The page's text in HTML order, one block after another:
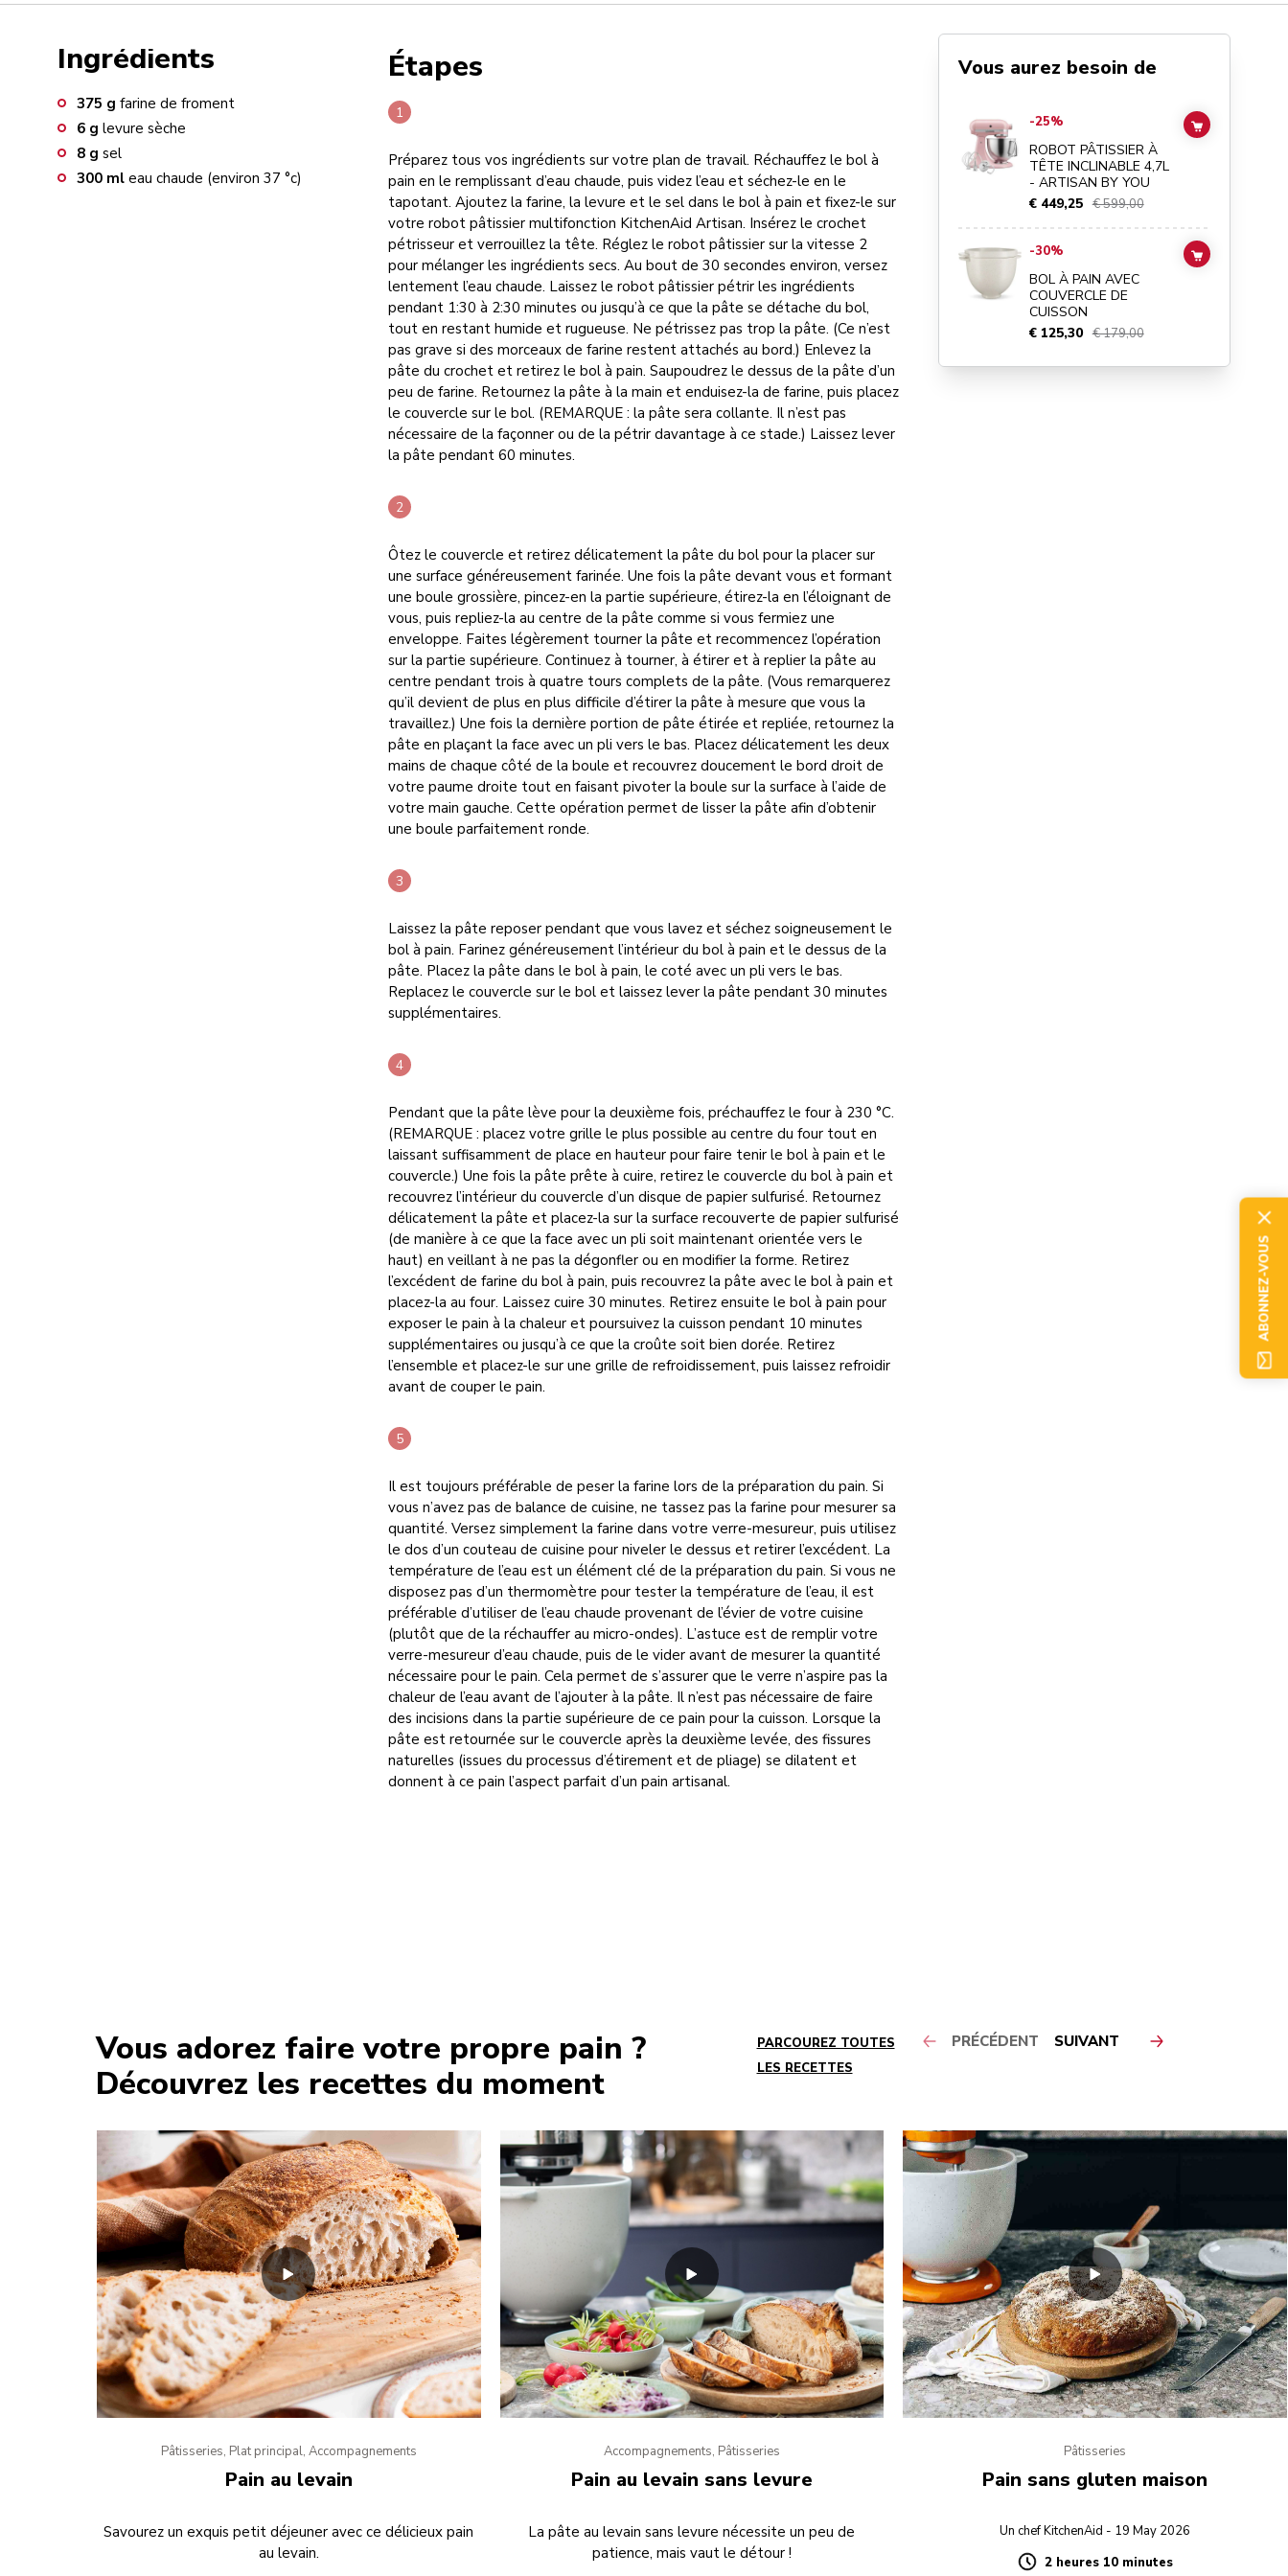
Ingrédients
375 g farine de froment
6 g levure sèche
8 g sel
300 ml eau chaude (environ 37 °c)
Étapes
Préparez tous vos ingrédients sur votre plan de travail. Réchauffez le bol à
pain en le remplissant d’eau chaude, puis videz l’eau et séchez-le en le
tapotant. Ajoutez la farine, la levure et le sel dans le bol à pain et fixez-le sur
votre robot pâtissier multifonction KitchenAid Artisan. Insérez le crochet
pétrisseur et verrouillez la tête. Réglez le robot pâtissier sur la vitesse 2
pour mélanger les ingrédients secs. Au bout de 30 secondes environ, versez
lentement l’eau chaude. Laissez le robot pâtissier pétrir les ingrédients
pendant 1:30 à 2:30 minutes ou jusqu’à ce que la pâte se détache du bol,
tout en restant humide et rugueuse. Ne pétrissez pas trop la pâte. (Ce n’est
pas grave si des morceaux de farine restent attachés au bord.) Enlevez la
pâte du crochet et retirez le bol à pain. Saupoudrez le dessus de la pâte d’un
peu de farine. Retournez la pâte à la main et enduisez-la de farine, puis placez
le couvercle sur le bol. (REMARQUE : la pâte sera collante. Il n’est pas
nécessaire de la façonner ou de la pétrir davantage à ce stade.) Laissez lever
la pâte pendant 60 minutes.
Ôtez le couvercle et retirez délicatement la pâte du bol pour la placer sur
une surface généreusement farinée. Une fois la pâte devant vous et formant
une boule grossière, pincez-en la partie supérieure, étirez-la en l’éloignant de
vous, puis repliez-la au centre de la pâte comme si vous fermiez une
enveloppe. Faites légèrement tourner la pâte et recommencez l’opération
sur la partie supérieure. Continuez à tourner, à étirer et à replier la pâte au
centre pendant trois à quatre tours complets de la pâte. (Vous remarquerez
qu’il devient de plus en plus difficile d’étirer la pâte à mesure que vous la
travaillez.) Une fois la dernière portion de pâte étirée et repliée, retournez la
pâte en plaçant la face avec un pli vers le bas. Placez délicatement les deux
mains de chaque côté de la boule et recouvrez doucement le bord droit de
votre paume droite tout en faisant pivoter la boule sur la surface à l’aide de
votre main gauche. Cette opération permet de lisser la pâte afin d’obtenir
une boule parfaitement ronde.
Laissez la pâte reposer pendant que vous lavez et séchez soigneusement le
bol à pain. Farinez généreusement l’intérieur du bol à pain et le dessus de la
pâte. Placez la pâte dans le bol à pain, le coté avec un pli vers le bas.
Replacez le couvercle sur le bol et laissez lever la pâte pendant 30 minutes
supplémentaires.
Pendant que la pâte lève pour la deuxième fois, préchauffez le four à 230 °C.
(REMARQUE : placez votre grille le plus possible au centre du four tout en
laissant suffisamment de place en hauteur pour faire tenir le bol à pain et le
couvercle.) Une fois la pâte prête à cuire, retirez le couvercle du bol à pain et
recouvrez l’intérieur du couvercle d’un disque de papier sulfurisé. Retournez
délicatement la pâte et placez-la sur la surface recouverte de papier sulfurisé
(de manière à ce que la face avec un pli soit maintenant orientée vers le
haut) en veillant à ne pas la dégonfler ou en modifier la forme. Retirez
l’excédent de farine du bol à pain, puis recouvrez la pâte avec le bol à pain et
placez-la au four. Laissez cuire 30 minutes. Retirez ensuite le bol à pain pour
exposer le pain à la chaleur et poursuivez la cuisson pendant 10 minutes
supplémentaires ou jusqu’à ce que la croûte soit bien dorée. Retirez
l’ensemble et placez-le sur une grille de refroidissement, puis laissez refroidir
avant de couper le pain.
Il est toujours préférable de peser la farine lors de la préparation du pain. Si
vous n’avez pas de balance de cuisine, ne tassez pas la farine pour mesurer sa
quantité. Versez simplement la farine dans votre verre-mesureur, puis utilisez
le dos d’un couteau de cuisine pour niveler le dessus et retirer l’excédent. La
température de l’eau est un élément clé de la préparation du pain. Si vous ne
disposez pas d’un thermomètre pour tester la température de l’eau, il est
préférable d’utiliser de l’eau chaude provenant de l’évier de votre cuisine
(plutôt que de la réchauffer au micro-ondes). L’astuce est de remplir votre
verre-mesureur d’eau chaude, puis de le vider avant de mesurer la quantité
nécessaire pour le pain. Cela permet de s’assurer que le verre n’aspire pas la
chaleur de l’eau avant de l’ajouter à la pâte. Il n’est pas nécessaire de faire
des incisions dans la partie supérieure de ce pain pour la cuisson. Lorsque la
pâte est retournée sur le couvercle après la deuxième levée, des fissures
naturelles (issues du processus d’étirement et de pliage) se dilatent et
donnent à ce pain l’aspect parfait d’un pain artisanal.
Vous aurez besoin de
Go toROBOT PÂTISSIER À TÊTE INCLINABLE 4,7L -
-25%
ROBOT PÂTISSIER À
TÊTE INCLINABLE 4,7L
- ARTISAN BY YOU
€ 449,25 € 599,00
ADD TO CART
Go toBOL À PAIN AVEC COUVERCLE DE CUISSON
-30%
BOL À PAIN AVEC
COUVERCLE DE
CUISSON
€ 125,30 € 179,00
ADD TO CART
Vous adorez faire votre propre pain ?
Découvrez les recettes du moment
PARCOUREZ TOUTES
LES RECETTES
PRÉCÉDENT SUIVANT
Pâtisseries, Plat principal, Accompagnements
Pain au levain
Savourez un exquis petit déjeuner avec ce délicieux pain
au levain.
Accompagnements, Pâtisseries
Pain au levain sans levure
La pâte au levain sans levure nécessite un peu de
patience, mais vaut le détour !
Pâtisseries
Pain sans gluten maison
Un chef KitchenAid - 19 May 2026
Duration
2 heures 10 minutes
ABONNEZ-VOUS